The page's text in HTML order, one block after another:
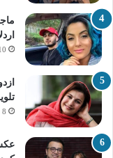
10 مرداد
8 مرداد 1405